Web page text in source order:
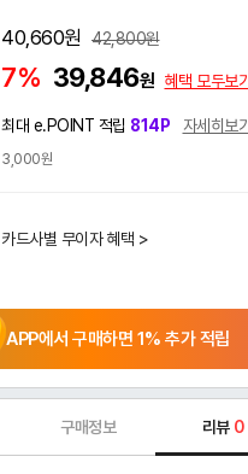
40,660원 42,800원
7% 39,846원 혜택 모두보기
최대 e.POINT 적립 814P
자세히보기
3,000원
카드사별 무이자 혜택 >
APP에서 구매하면 1% 추가 적립
구매정보 리뷰 0